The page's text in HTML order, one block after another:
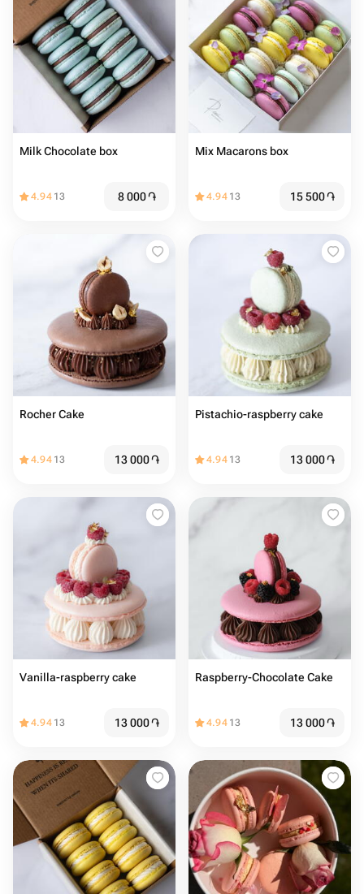
Milk Chocolate box
4.94 13 8 000֏
Mix Macarons box
4.94 13 15 500֏
Rocher Cake
4.94 13 13 000֏
Pistachio-raspberry cake
4.94 13 13 000֏
Vanilla-raspberry cake
4.94 13 13 000֏
Raspberry-Chocolate Cake
4.94 13 13 000֏